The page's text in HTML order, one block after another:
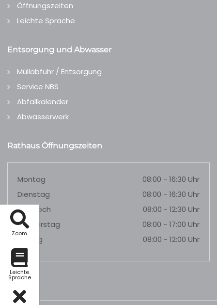
Zoom
Leichte
Sprache
Öffnungszeiten
Leichte Sprache
Entsorgung und Abwasser
Müllabfuhr / Entsorgung
Service NBS
Abfallkalender
Abwasserwerk
Rathaus Öffnungszeiten
Montag
08:00 - 16:30 Uhr
Dienstag
08:00 - 16:30 Uhr
Mittwoch
08:00 - 12:30 Uhr
Donnerstag
08:00 - 17:00 Uhr
Freitag
08:00 - 12:00 Uhr